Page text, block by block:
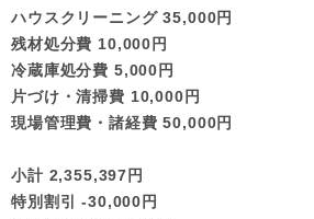
ハウスクリーニング 35,000円
残材処分費 10,000円
冷蔵庫処分費 5,000円
片づけ・清掃費 10,000円
現場管理費・諸経費 50,000円
小計 2,355,397円
特別割引 -30,000円